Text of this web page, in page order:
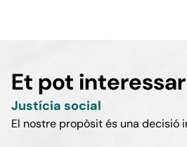
Et pot interessar
Justícia social
El nostre propòsit és una decisió